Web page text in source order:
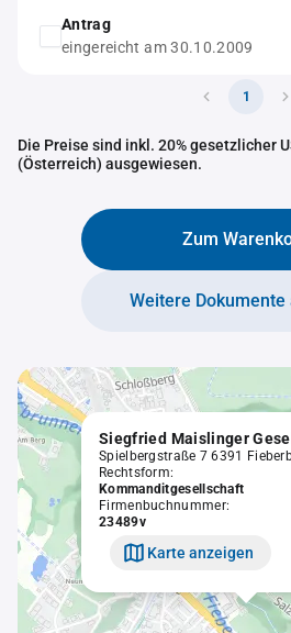
Antrag
eingereicht am 30.10.2009
1
Die Preise sind inkl. 20% gesetzlicher
(Österreich) ausgewiesen.
Zum
Weitere
Spielbergstraße 7 6391
Rechtsform:
Kommanditgesellschaft
Firmenbuchnummer:
23489v
Karte anzeigen